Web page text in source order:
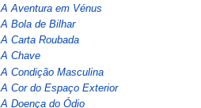
A Aventura em Vénus
A Bola de Bilhar
A Carta Roubada
A Chave
A Condição Masculina
A Cor do Espaço Exterior
A Doença do Ódio